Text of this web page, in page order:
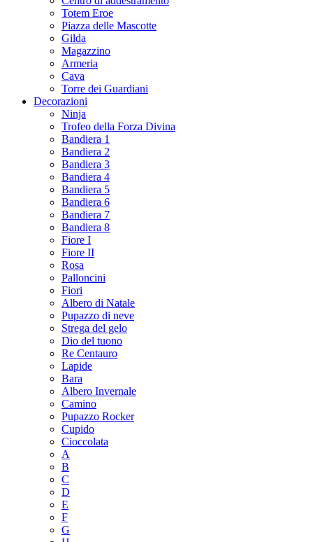
Totem Eroe
Piazza delle Mascotte
Gilda
Magazzino
Armeria
Cava
Torre dei Guardiani
Decorazioni
Ninja
Trofeo della Forza Divina
Bandiera 1
Bandiera 2
Bandiera 3
Bandiera 4
Bandiera 5
Bandiera 6
Bandiera 7
Bandiera 8
Fiore I
Fiore II
Rosa
Palloncini
Fiori
Albero di Natale
Pupazzo di neve
Strega del gelo
Dio del tuono
Re Centauro
Lapide
Bara
Albero Invernale
Camino
Pupazzo Rocker
Cupido
Cioccolata
A
B
C
D
E
F
G